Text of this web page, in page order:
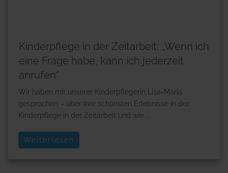
Kinderpflege in der Zeitarbeit: „Wenn ich
eine Frage habe, kann ich jederzeit
anrufen“
Wir haben mit unserer Kinderpflegerin Lisa-Maria
gesprochen – über ihre schönsten Erlebnisse in der
Kinderpflege in der Zeitarbeit und wie ...
Weiterlesen